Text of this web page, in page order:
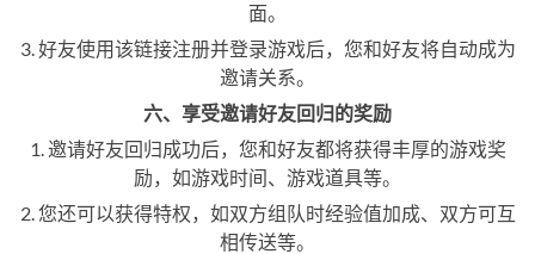
面。
3. 好友使用该链接注册并登录游戏后，您和好友将自动成为
邀请关系。
六、享受邀请好友回归的奖励
1. 邀请好友回归成功后，您和好友都将获得丰厚的游戏奖
励，如游戏时间、游戏道具等。
2. 您还可以获得特权，如双方组队时经验值加成、双方可互
相传送等。